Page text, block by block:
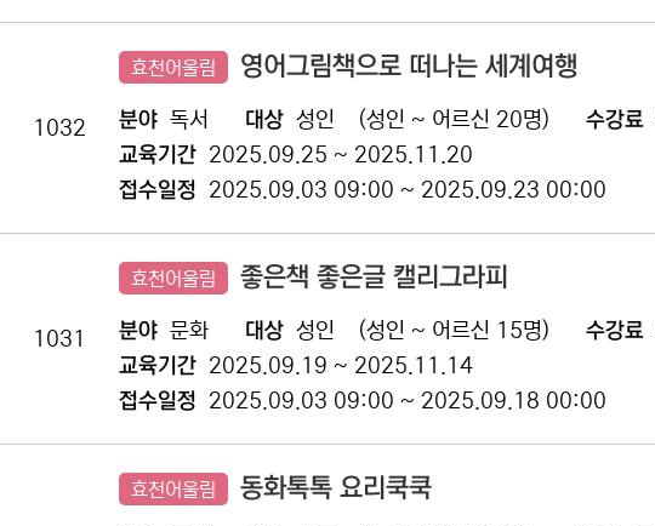
1032
효천어울림 영어그림책으로 떠나는 세계여행
분야 독서 대상 성인 (성인 ~ 어르신 20명) 수강료
교육기간 2025.09.25 ~ 2025.11.20
접수일정 2025.09.03 09:00 ~ 2025.09.23 00:00
1031
효천어울림 좋은책 좋은글 캘리그라피
분야 문화 대상 성인 (성인 ~ 어르신 15명) 수강료
교육기간 2025.09.19 ~ 2025.11.14
접수일정 2025.09.03 09:00 ~ 2025.09.18 00:00
효천어울림 동화톡톡 요리쿡쿡